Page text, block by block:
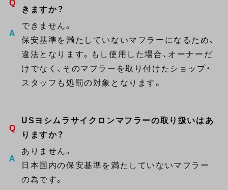
きますか？
できません。
保安基準を満たしていないマフラーになるため、
違法となります。もし使用した場合、オーナーだ
けでなく、そのマフラーを取り付けたショップ・
スタッフも処罰の対象となります。
USヨシムラサイクロンマフラーの取り扱いはあ
りますか？
ありません。
日本国内の保安基準を満たしていないマフラー
の為です。